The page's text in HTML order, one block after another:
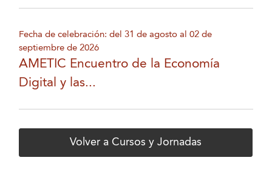
Fecha de celebración: del 31 de agosto al 02 de
septiembre de 2026
AMETIC Encuentro de la Economía
Digital y las...
Volver a Cursos y Jornadas